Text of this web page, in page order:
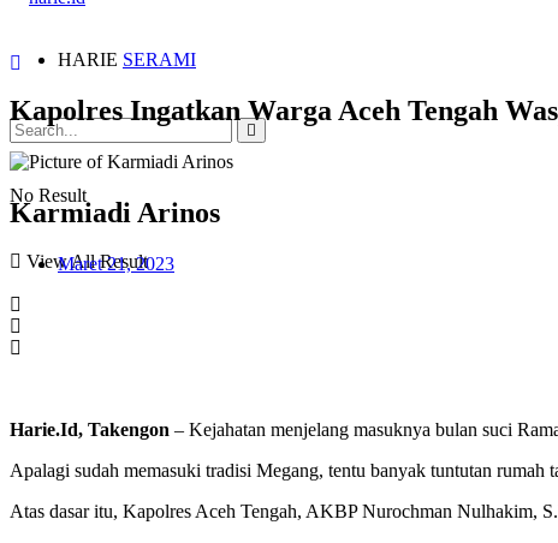
No Result
View All Result
HARIE SERAMI
Kapolres Ingatkan Warga Aceh Tengah
Karmiadi Arinos
Maret 21, 2023
Harie.Id, Takengon – Kejahatan menjelang masuknya bulan suci
Apalagi sudah memasuki tradisi Megang, tentu banyak tuntutan rumah
Atas dasar itu, Kapolres Aceh Tengah, AKBP Nurochman Nulhakim,